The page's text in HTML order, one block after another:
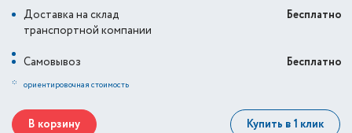
Доставка на склад
транспортной компании
Бесплатно
Самовывоз
Бесплатно
* ориентировочная стоимость
В корзину Купить в 1 клик